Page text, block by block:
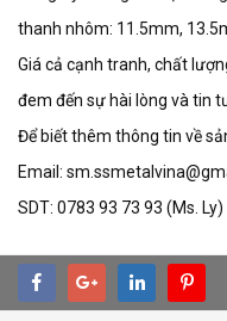
thanh nhôm: 11.5mm,
Giá cả cạnh tranh, chất
đem đến sự hài lòng và tin
Để biết thêm thông tin về
Email:
SDT: 0783 93 73 93 (Ms. Ly)